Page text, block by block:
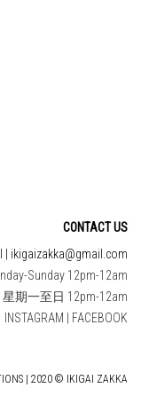
CONTACT US
| ikigaizakka@gmail.com
Sunday 12pm-12am
期一至日 12pm-12am
INSTAGRAM
FACEBOOK
| 2020 © IKIGAI ZAKKA